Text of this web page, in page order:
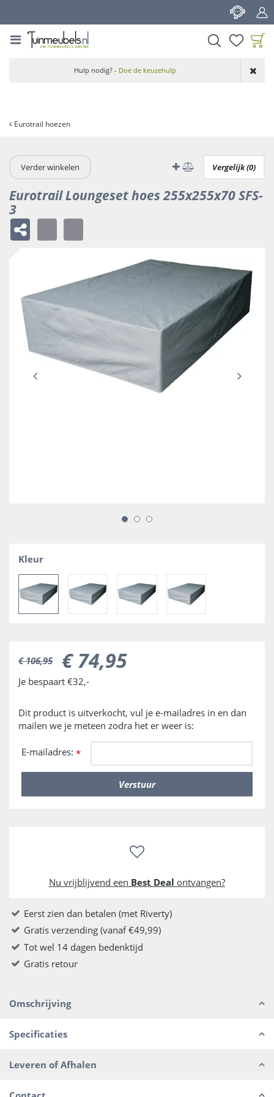
Eurotrail hoezen
aan wensenlijst
Hulp nodig? - Doe de keuzehulp
Verder winkelen Vergelijk (0)
Eurotrail Loungeset hoes 255x255x70 SFS-
3
Kleur
€ 106,95 € 74,95
Je bespaart €32,-
Dit product is uitverkocht, vul je e-mailadres in en dan
mailen we je meteen zodra het er weer is:
E-mailadres: *
Nu vrijblijvend een Best Deal ontvangen?
Eerst zien dan betalen (met Riverty)
Gratis verzending (vanaf €49,99)
Tot wel 14 dagen bedenktijd
Gratis retour
Omschrijving
Specificaties
Leveren of Afhalen